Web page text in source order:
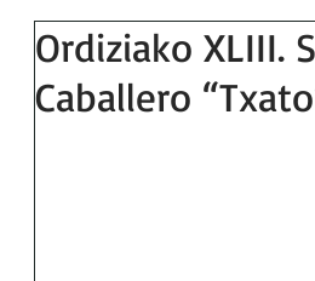
Ordiziako XLIII.
Caballero